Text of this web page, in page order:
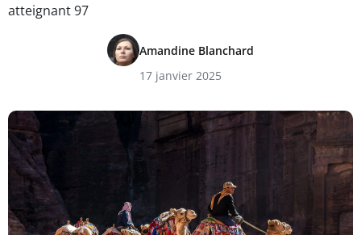
atteignant 97
Amandine Blanchard
17 janvier 2025